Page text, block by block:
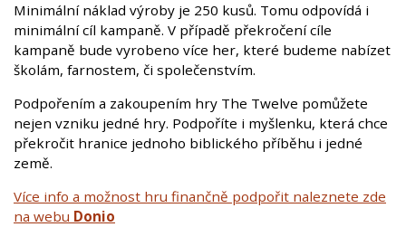
Minimální náklad výroby je 250 kusů. Tomu odpovídá i
minimální cíl kampaně. V případě překročení cíle
kampaně bude vyrobeno více her, které budeme nabízet
školám, farnostem, či společenstvím.
Podpořením a zakoupením hry The Twelve pomůžete
nejen vzniku jedné hry. Podpoříte i myšlenku, která chce
překročit hranice jednoho biblického příběhu i jedné
země.
Více info a možnost hru finančně podpořit naleznete zde
na webu Donio